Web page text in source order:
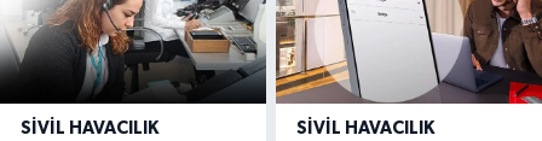
SIVIL HAVACILIK SIVIL HAVACILIK